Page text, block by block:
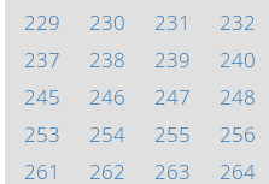
229
230 231 232
237
238 239 240
245
246 247 248
253
254 255 256
261
262 263 264